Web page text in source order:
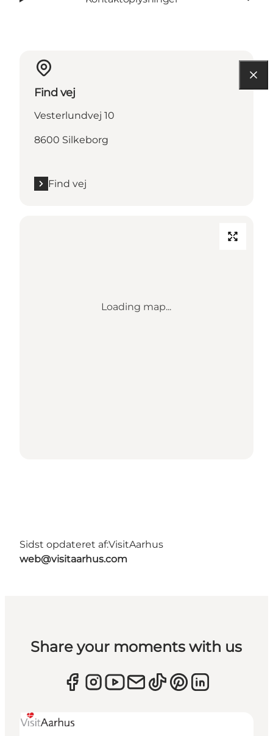
Find vej
Vesterlundvej 10
8600 Silkeborg
Find vej
Loading map...
Sidst opdateret af:VisitAarhus
web@visitaarhus.com
Share your moments with us